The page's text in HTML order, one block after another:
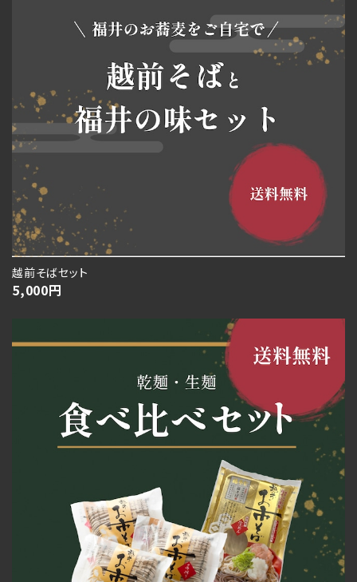
越前そばセット
5,000円